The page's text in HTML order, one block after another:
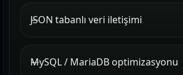
JSON tabanlı veri iletişimi
MySQL / MariaDB optimizasyonu